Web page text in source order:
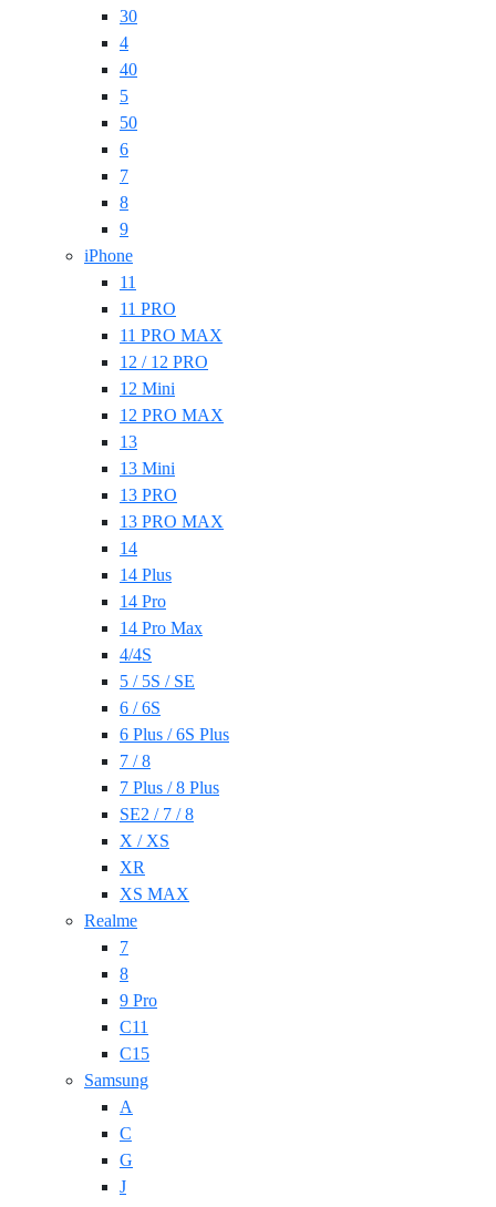
30
4
40
5
50
6
7
8
9
iPhone
11
11 PRO
11 PRO MAX
12 / 12 PRO
12 Mini
12 PRO MAX
13
13 Mini
13 PRO
13 PRO MAX
14
14 Plus
14 Pro
14 Pro Max
4/4S
5 / 5S / SE
6 / 6S
6 Plus / 6S Plus
7 / 8
7 Plus / 8 Plus
SE2 / 7 / 8
X / XS
XR
XS MAX
Realme
7
8
9 Pro
C11
C15
Samsung
A
C
G
J